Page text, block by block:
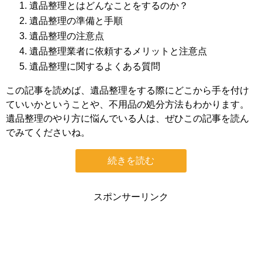
遺品整理とはどんなことをするのか？
遺品整理の準備と手順
遺品整理の注意点
遺品整理業者に依頼するメリットと注意点
遺品整理に関するよくある質問
この記事を読めば、遺品整理をする際にどこから手を付け
ていいかということや、不用品の処分方法もわかります。
遺品整理のやり方に悩んでいる人は、ぜひこの記事を読ん
でみてくださいね。
続きを読む
スポンサーリンク